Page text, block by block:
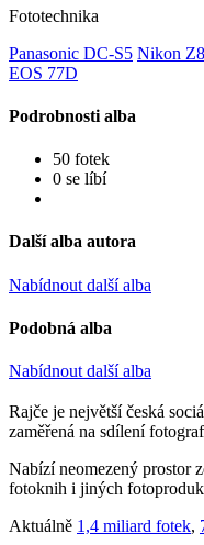
Fototechnika
Panasonic DC-S5 Nikon Z8
EOS 77D
Podrobnosti alba
50 fotek
0 se líbí
Další alba autora
Nabídnout další alba
Podobná alba
Nabídnout další alba
Rajče je největší česká
zaměřená na sdílení
Nabízí neomezený prostor
fotoknih i jiných
Aktuálně 1,4 miliard fotek,